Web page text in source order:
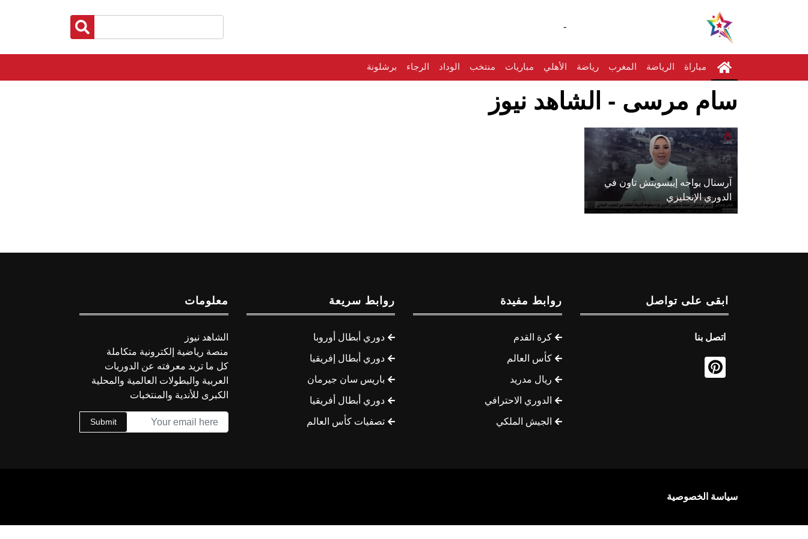
-
مباراة الرياضة المغرب رياضة الأهلي مباريات منتخب الوداد الرجاء برشلونة
سام مرسى - الشاهد نيوز
آرسنال يواجه إيبسويتش تاون في
الدوري الإنجليزي
ابقى على تواصل
اتصل بنا
روابط مفيدة
كرة القدم
كأس العالم
ريال مدريد
الدوري الاحترافي
الجيش الملكي
روابط سريعة
دوري أبطال أوروبا
دوري أبطال إفريقيا
باريس سان جيرمان
دوري أبطال أفريقيا
تصفيات كأس العالم
معلومات
الشاهد نيوز
منصة رياضية إلكترونية متكاملة
كل ما تريد معرفته عن الدوريات
العربية والبطولات العالمية والمحلية
الكبرى للأندية والمنتخبات
Submit
سياسة الخصوصية